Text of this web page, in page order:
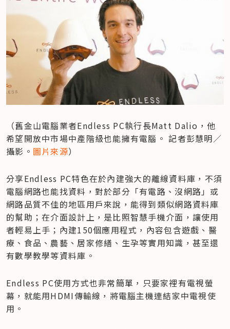
（舊金山電腦業者Endless PC執行長Matt Dalio，他
希望開放中市場中產階級也能擁有電腦。 記者彭慧明／
攝影。 圖片來源）
分享Endless PC特色在於內建強大的離線資料庫，不須
電腦網路也能找資料，對於部分「有電路、沒網路」或
網路品質不佳的地區用戶來說，能得到類似網路資料庫
的幫助；在介面設計上，是比照智慧手機介面，讓使用
者輕易上手；內建150個應用程式，內容包含遊戲、醫
療、食品、農藝、居家修繕、生孕等實用知識，甚至還
有數學教學等資料庫。
Endless PC使用方式也非常簡單，只要家裡有電視螢
幕，就能用HDMI傳輸線，將電腦主機連結家中電視使
用。